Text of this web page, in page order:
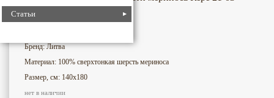
Статьи
Бренд: Литва
Материал: 100% сверхтонкая шерсть мериноса
Размер, см: 140х180
нет в наличии